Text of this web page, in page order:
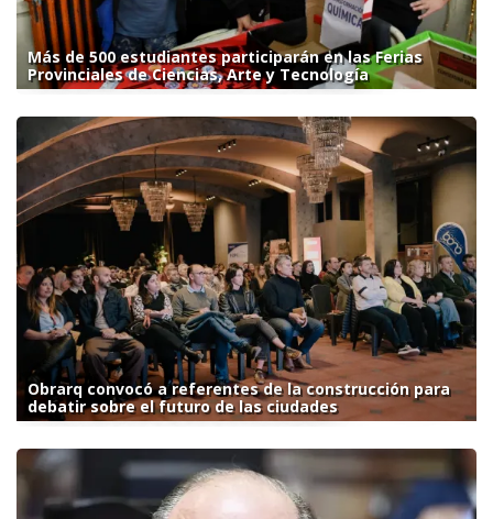
Más de 500 estudiantes participarán en las Ferias
Provinciales de Ciencias, Arte y Tecnología
Obrarq convocó a referentes de la construcción para
debatir sobre el futuro de las ciudades